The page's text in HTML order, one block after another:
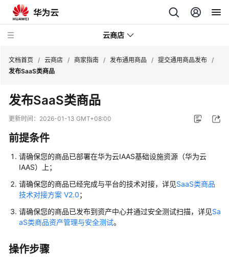
云商店
商
店
绍
用
户
指
南
商
南
文档首页 / 云商店 / 商家指南 / 发布通用商品 / 提交通用商品发布 /
发布SaaS类商品
发布SaaS类商品
更新时间： 2026-01-13 GMT+08:00
前提条件
请确保您的商品已部署在华为云IAAS基础设施资源（华为云
IAAS）上；
请确保您的商品已经完成与平台的技术对接，详见SaaS类商品
技术对接方案 V2.0；
请确保您的商品已发布到资产中心并通过安全测试扫描，详见Sa
aS类商品资产管理与安全测试。
操作步骤